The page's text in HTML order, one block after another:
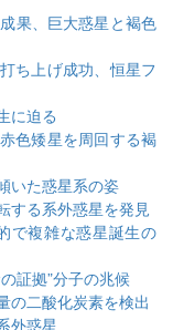
果、巨大惑星と褐色
ち上げ成功、恒星フ
に迫る
色矮星を周回する褐
いた惑星系の姿
する系外惑星を発見
で複雑な惑星誕生の
証拠”分子の兆候
の二酸化炭素を検出
外惑星